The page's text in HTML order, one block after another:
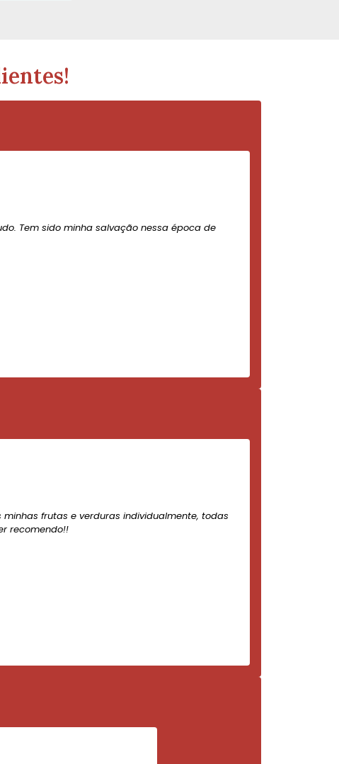
Tem sido minha salvação nessa época de
frutas e verduras individualmente, todas
recomendo!!